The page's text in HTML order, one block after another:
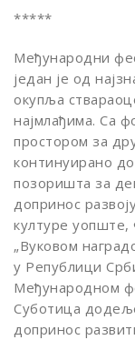
*****
Међународни
један је од
окупља
најмлађима. Са
простором за
континуирано
позоришта за
допринос
културе уопште,
„Вуковом
у Републици
Међународном
Суботица
допринос